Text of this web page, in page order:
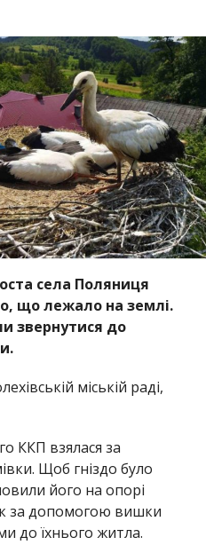
села Поляниця
що лежало на землі.
звернутися до
міській раді,
ККП взялася за
Щоб гніздо було
його на опорі
за допомогою вишки
до їхнього житла.